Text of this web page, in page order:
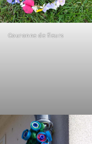
Couronne de fleurs